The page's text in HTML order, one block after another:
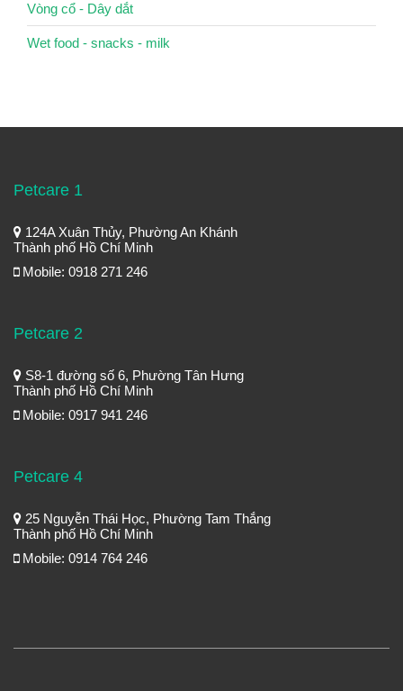
Vòng cổ - Dây dắt
Wet food - snacks - milk
Petcare 1
124A Xuân Thủy, Phường An Khánh
Thành phố Hồ Chí Minh
Mobile: 0918 271 246
Petcare 2
S8-1 đường số 6, Phường Tân Hưng
Thành phố Hồ Chí Minh
Mobile: 0917 941 246
Petcare 4
25 Nguyễn Thái Học, Phường Tam Thắng
Thành phố Hồ Chí Minh
Mobile: 0914 764 246